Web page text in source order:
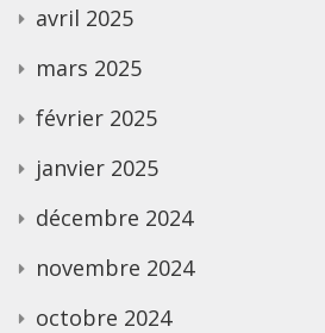
avril 2025
mars 2025
février 2025
janvier 2025
décembre 2024
novembre 2024
octobre 2024